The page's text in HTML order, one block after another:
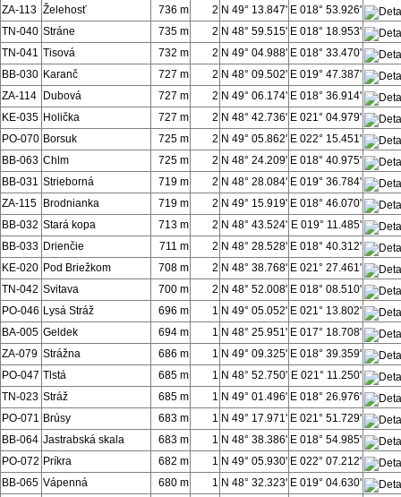
ZA-113 Želehosť 736 m 2 N 49° 13.847' E 018° 53.926'
TN-040 Stráne 735 m 2 N 48° 59.515' E 018° 18.953'
TN-041 Tisová 732 m 2 N 49° 04.988' E 018° 33.470'
BB-030 Karanč 727 m 2 N 48° 09.502' E 019° 47.387'
ZA-114
Dubová 727 m 2 N 49° 06.174' E 018° 36.914'
KE-035 Holička 727 m 2 N 48° 42.736' E 021° 04.979'
PO-070 Borsuk 725 m 2 N 49° 05.862' E 022° 15.451'
BB-063 Chlm 725 m 2 N 48° 24.209' E 018° 40.975'
BB-031 Strieborná 719 m 2 N 48° 28.084' E 019° 36.784'
ZA-115
Brodnianka 719 m 2 N 49° 15.919' E 018° 46.070'
BB-032 Stará kopa 713 m 2 N 48° 43.524' E 019° 11.485'
BB-033 Drienčie 711 m 2 N 48° 28.528' E 018° 40.312'
KE-020 Pod Briežkom 708 m 2 N 48° 38.768' E 021° 27.461'
TN-042 Svitava 700 m 2 N 48° 52.008' E 018° 08.510'
PO-046 Lysá Stráž 696 m 1 N 49° 05.052' E 021° 13.802'
BA-005 Geldek 694 m 1 N 48° 25.951' E 017° 18.708'
ZA-079 Strážna 686 m 1 N 49° 09.325' E 018° 39.359'
PO-047 Tlstá 685 m 1 N 48° 52.750' E 021° 11.250'
TN-023 Stráž 685 m 1 N 49° 01.496' E 018° 26.976'
PO-071 Brúsy 683 m 1 N 49° 17.971' E 021° 51.729'
BB-064 Jastrabská skala 683 m 1 N 48° 38.386' E 018° 54.985'
PO-072 Príkra 682 m 1 N 49° 05.930' E 022° 07.212'
BB-065 Vápenná 680 m 1 N 48° 32.323' E 019° 04.630'